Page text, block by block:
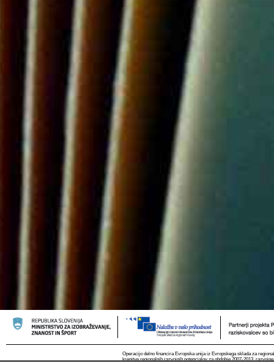
Operacijo delno financira Evropska unija iz Evropskega sklada za
krepitve regionalnih razvojnih potencialov za obdobje 2007-2013,